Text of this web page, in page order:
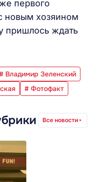
первого
новым хозяином
пришлось ждать
Владимир Зеленский
# Фотофакт
Все новости